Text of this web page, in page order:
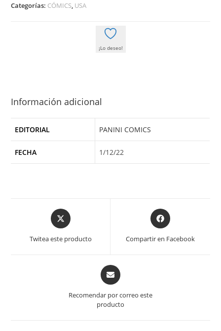
Categorías: CÓMICS, USA
¡Lo deseo!
Información adicional
EDITORIAL PANINI COMICS
FECHA 1/12/22
Opens
in
Twitea este producto
Opens
in
a
Compartir en Facebook
Opens
in
new
Recomendar por correo este
producto